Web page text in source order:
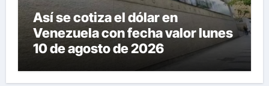
Así se cotiza el dólar en
Venezuela con fecha valor lunes
10 de agosto de 2026